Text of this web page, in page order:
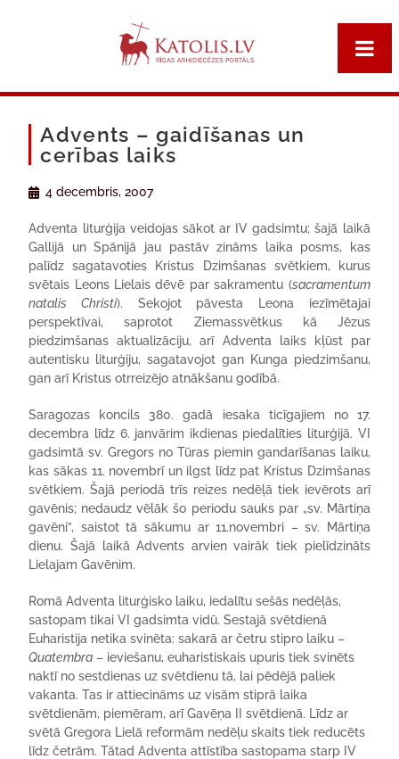
Advents – gaidīšanas un
cerības laiks
4 decembris, 2007
Adventa liturģija veidojas sākot ar IV gadsimtu; šajā laikā
Gallijā un Spānijā jau pastāv zināms laika posms, kas
palīdz sagatavoties Kristus Dzimšanas svētkiem, kurus
svētais Leons Lielais dēvē par sakramentu (sacramentum
natalis Christi). Sekojot pāvesta Leona iezīmētajai
perspektīvai, saprotot Ziemassvētkus kā Jēzus
piedzimšanas aktualizāciju, arī Adventa laiks kļūst par
autentisku liturģiju, sagatavojot gan Kunga piedzimšanu,
gan arī Kristus otrreizējo atnākšanu godībā.
Saragozas koncils 380. gadā iesaka ticīgajiem no 17.
decembra līdz 6. janvārim ikdienas piedalīties liturģijā. VI
gadsimtā sv. Gregors no Tūras piemin gandarīšanas laiku,
kas sākas 11. novembrī un ilgst līdz pat Kristus Dzimšanas
svētkiem. Šajā periodā trīs reizes nedēļā tiek ievērots arī
gavēnis; nedaudz vēlāk šo periodu sauks par „sv. Mārtiņa
gavēni”, saistot tā sākumu ar 11.novembri – sv. Mārtiņa
dienu. Šajā laikā Advents arvien vairāk tiek pielīdzināts
Lielajam Gavēnim.
Romā Adventa liturģisko laiku, iedalītu sešās nedēļās,
sastopam tikai VI gadsimta vidū. Sestajā svētdienā
Euharistija netika svinēta: sakarā ar četru stipro laiku –
Quatembra – ieviešanu, euharistiskais upuris tiek svinēts
naktī no sestdienas uz svētdienu tā, lai pēdējā paliek
vakanta. Tas ir attiecināms uz visām stiprā laika
svētdienām, piemēram, arī Gavēņa II svētdienā. Līdz ar
svētā Gregora Lielā reformām nedēļu skaits tiek reducēts
līdz četrām. Tātad Adventa attīstība sastopama starp IV